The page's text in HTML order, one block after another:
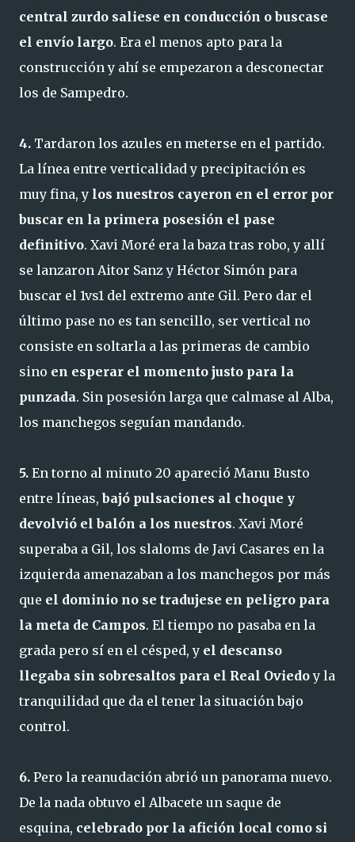
central zurdo saliese en conducción o buscase
el envío largo. Era el menos apto para la
construcción y ahí se empezaron a desconectar
los de Sampedro.
4. Tardaron los azules en meterse en el partido.
La línea entre verticalidad y precipitación es
muy fina, y los nuestros cayeron en el error por
buscar en la primera posesión el pase
definitivo. Xavi Moré era la baza tras robo, y allí
se lanzaron Aitor Sanz y Héctor Simón para
buscar el 1vs1 del extremo ante Gil. Pero dar el
último pase no es tan sencillo, ser vertical no
consiste en soltarla a las primeras de cambio
sino en esperar el momento justo para la
punzada. Sin posesión larga que calmase al Alba,
los manchegos seguían mandando.
5. En torno al minuto 20 apareció Manu Busto
entre líneas,bajó pulsaciones al choque y
devolvió el balón a los nuestros. Xavi Moré
superaba a Gil, los slaloms de Javi Casares en la
izquierda amenazaban a los manchegos por más
que el dominio no se tradujese en peligro para
la meta de Campos. El tiempo no pasaba en la
grada pero sí en el césped, y el descanso
llegaba sin sobresaltos para el Real Oviedoy la
tranquilidad que da el tener la situación bajo
control.
6. Pero la reanudación abrió un panorama nuevo.
De la nada obtuvo el Albacete un saque de
esquina, celebrado por la afición local como si